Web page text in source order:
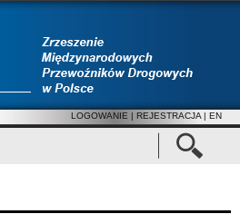
LOGOWANIE | REJESTRACJA | EN